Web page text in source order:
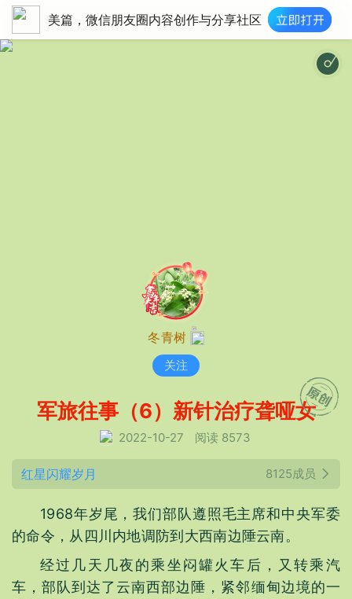
美篇，微信朋友圈内容创作与分享社区
冬青树
关注
军旅往事（6）新针治疗聋哑女
2022-10-27 阅读 8573
红星闪耀岁月 8125成员
1968年岁尾，我们部队遵照毛主席和中央军委
的命令，从四川内地调防到大西南边陲云南。
经过几天几夜的乘坐闷罐火车后，又转乘汽
车，部队到达了云南西部边陲，紧邻缅甸边境的一
往事如烟(古筝